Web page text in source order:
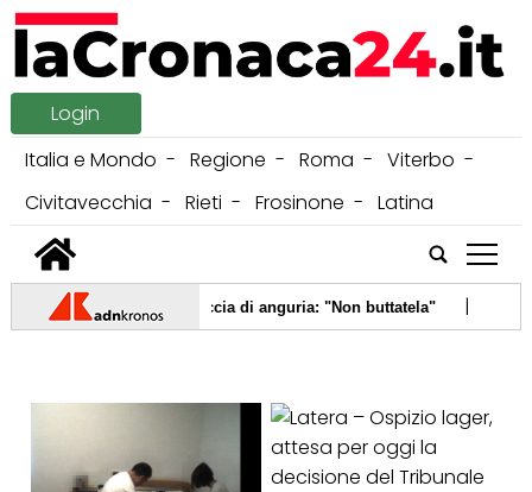
Login
Italia e Mondo
Regione Roma
Viterbo
Civitavecchia
Rieti Frosinone
Latina
tap
la 'scoperta' sulla buccia di anguria: "Non buttatela"|